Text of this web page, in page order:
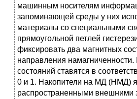
машинным носителям
запоминающей среды у них
материалы со специальны­ми
прямоугольной петлей
фиксировать два маг­нитных
направления намагниченности.
состояний ставятся в
0 и 1. Накопители на МД (НМД)
распространенными